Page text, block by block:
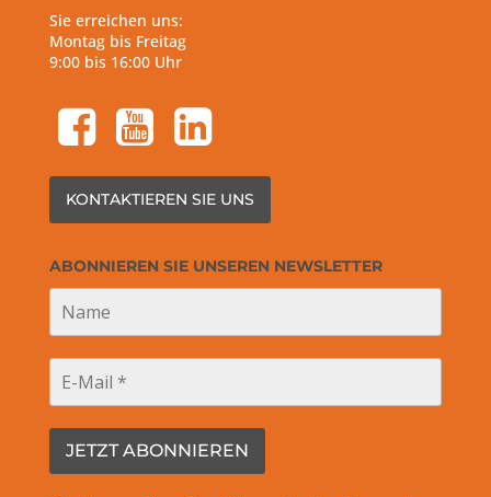
Sie erreichen uns:
Montag bis Freitag
9:00 bis 16:00 Uhr
facebook-square
youtube-square linkedin-square
KONTAKTIEREN SIE UNS
ABONNIEREN SIE UNSEREN NEWSLETTER